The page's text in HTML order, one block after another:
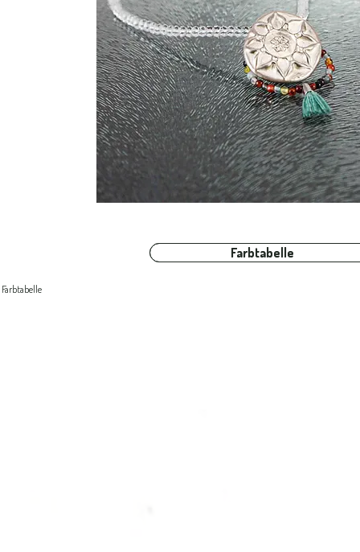
Farbtabelle
Farbtabelle
Farbtabelle